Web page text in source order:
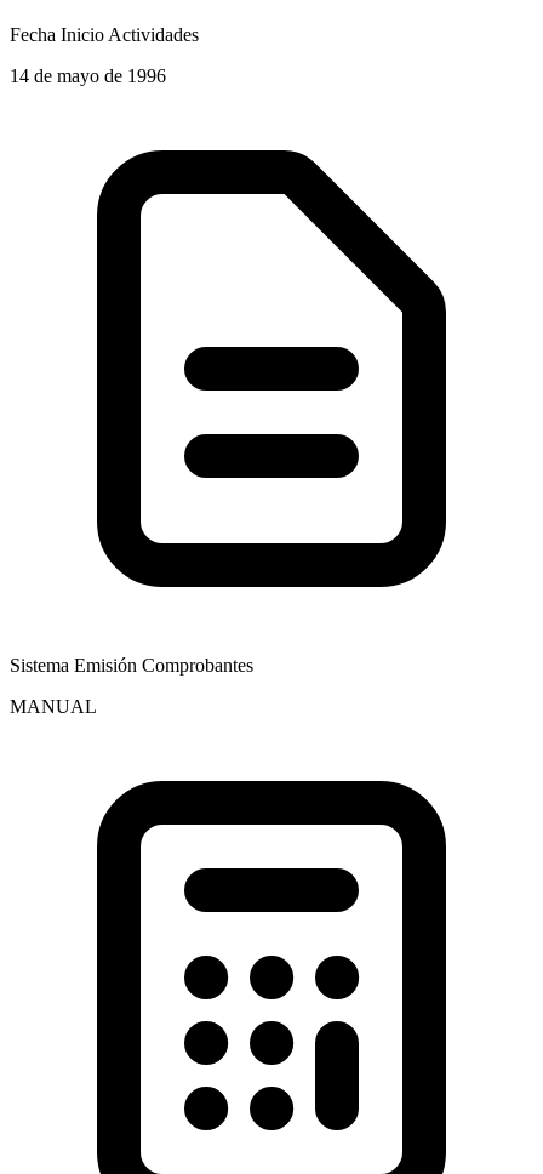
Fecha Inicio Actividades
14 de mayo de 1996
Sistema Emisión Comprobantes
MANUAL